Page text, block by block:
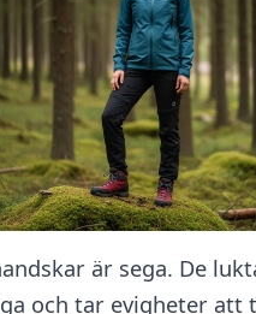
är sega. De
och tar evigheter att